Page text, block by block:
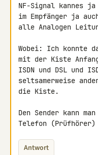
NF-Signal kannes
im Empfänger ja
alle Analogen
Wobei: Ich konnte
mit der Kiste
ISDN und DSL und
seltsamerweise
die Kiste.
Den Sender kann
Telefon (Prüfhörer)
Antwort